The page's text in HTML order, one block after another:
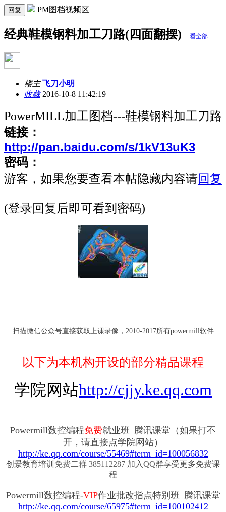
回复 PM图档视频区
经典鞋模钢料加工刀路(四面翻摆) 看全部
楼主 飞刀小明
收藏2016-10-8 11:42:19
PowerMILL加工图档---鞋模钢料加工刀路
链接：
http://pan.baidu.com/s/1kV13uK3
密码：
游客，如果您要查看本帖隐藏内容请回复
(登录回复后即可看到密码)
扫描微信公众号直接获取上课录像，2010-2017所有powermill软件
以下为本机构开设的部分精品课程
学院网站http://cjjy.ke.qq.com
Powermill数控编程免费就业班_腾讯课堂（如果打不
开，请直接点学院网站）
http://ke.qq.com/course/55469#term_id=100056832
创景教育培训 免费二群 385112287 加入QQ群享受更多免费课
程
Powermill数控编程-VIP作业批改指点特别班_腾讯课堂
http://ke.qq.com/course/65975#term_id=100102412